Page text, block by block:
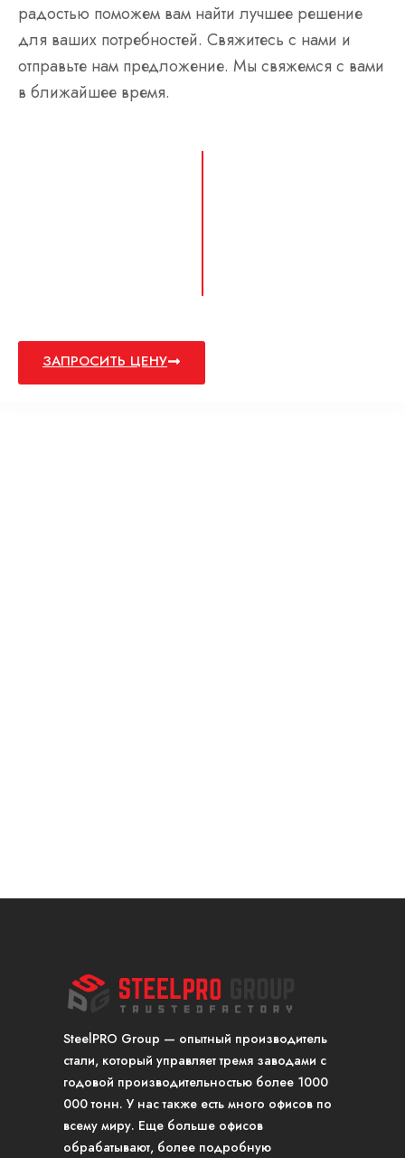
радостью поможем вам найти лучшее решение
для ваших потребностей. Свяжитесь с нами и
отправьте нам предложение. Мы свяжемся с вами
в ближайшее время.
ЗАПРОСИТЬ ЦЕНУ
SteelPRO Group — опытный производитель
стали, который управляет тремя заводами с
годовой производительностью более 1000
000 тонн. У нас также есть много офисов по
всему миру. Еще больше офисов
обрабатывают, более подробную